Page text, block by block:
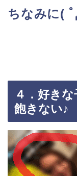
ちなみに(
４．好き
飽きない♪